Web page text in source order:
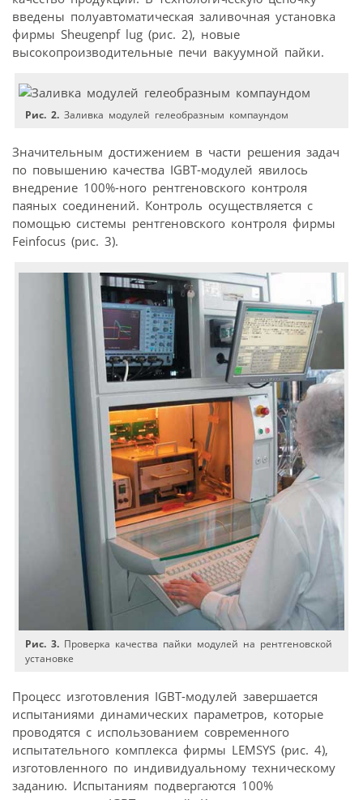
введены полуавтоматическая заливочная установка
фирмы Sheugenpf lug (рис. 2), новые
высокопроизводительные печи вакуумной пайки.
Рис. 2. Заливка модулей гелеобразным компаундом
Значительным достижением в части решения задач
по повышению качества IGBT-модулей явилось
внедрение 100%-ного рентгеновского контроля
паяных соединений. Контроль осуществляется с
помощью системы рентгеновского контроля фирмы
Feinfocus (рис. 3).
Рис. 3. Проверка качества пайки модулей на рентгеновской
установке
Процесс изготовления IGBT-модулей завершается
испытаниями динамических параметров, которые
проводятся с использованием современного
испытательного комплекса фирмы LEMSYS (рис. 4),
изготовленного по индивидуальному техническому
заданию. Испытаниям подвергаются 100%